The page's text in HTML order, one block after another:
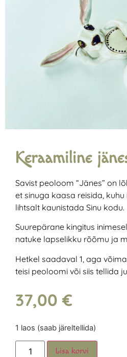
Keraamiline
Savist peoloom “Jänes” on
et sinuga kaasa reisida,
lihtsalt kaunistada Sinu kodu.
Suurepärane kingitus
natuke lapselikku rõõmu ja
Hetkel saadaval 1, aga
teisi peoloomi või siis tellida
37,00€
1 laos (saab järeltellida)
Lisa korvi